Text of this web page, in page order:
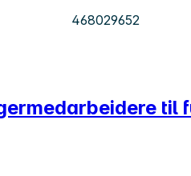
468029652
til